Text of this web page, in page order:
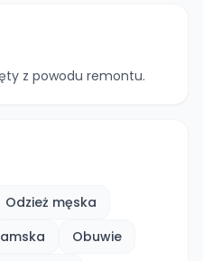
z powodu remontu.
Odzież męska
Obuwie